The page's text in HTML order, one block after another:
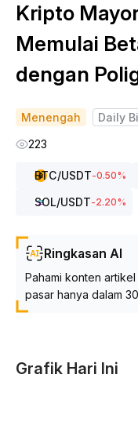
Kripto
Memulai
dengan
Menengah
Daily
223
BTC/USDT-0.50%
SOL/USDT-2.20%
Ringkasan AI
Pahami konten
pasar hanya dalam
Grafik Hari Ini